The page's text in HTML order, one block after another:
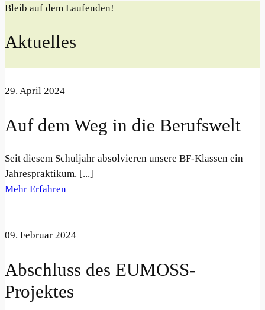
Bleib auf dem Laufenden!
Aktuelles
29. April 2024
Auf dem Weg in die Berufswelt
Seit diesem Schuljahr absolvieren unsere BF-Klassen ein
Jahrespraktikum. [...]
Mehr Erfahren
09. Februar 2024
Abschluss des EUMOSS-
Projektes